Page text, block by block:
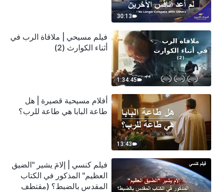
30:13
1:34:45
فيلم مسيحي | ملاقاة الرب في
أثناء الكوارث (2)
13:43
أفلام مسيحية قصيرة | هل
طاعة البابا هي طاعة للرب؟
فيلم كنسي | إلامَ يشير "الضيق
العظيم" المذكور في الكتاب
المقدس بالضبط؟ (مقتطف